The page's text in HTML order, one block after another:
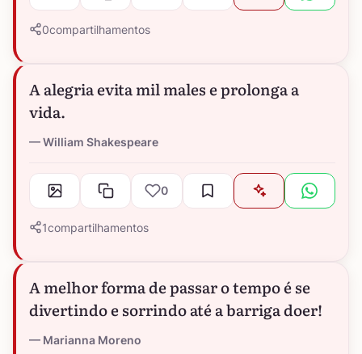
0compartilhamentos
A alegria evita mil males e prolonga a
vida.
William Shakespeare
0
1compartilhamentos
A melhor forma de passar o tempo é se
divertindo e sorrindo até a barriga doer!
Marianna Moreno